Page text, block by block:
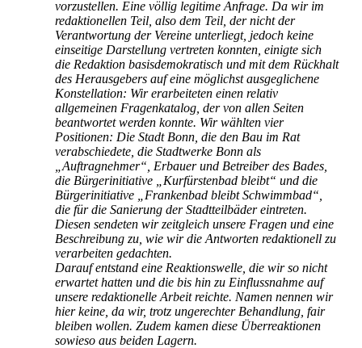
vorzustellen. Eine völlig legitime Anfrage. Da wir im
redaktionellen Teil, also dem Teil, der nicht der
Verantwortung der Vereine unterliegt, jedoch keine
einseitige Darstellung vertreten konnten, einigte sich
die Redaktion basisdemokratisch und mit dem Rückhalt
des Herausgebers auf eine möglichst ausgeglichene
Konstellation: Wir erarbeiteten einen relativ
allgemeinen Fragenkatalog, der von allen Seiten
beantwortet werden konnte. Wir wählten vier
Positionen: Die Stadt Bonn, die den Bau im Rat
verabschiedete, die Stadtwerke Bonn als
„Auftragnehmer“, Erbauer und Betreiber des Bades,
die Bürgerinitiative „Kurfürstenbad bleibt“ und die
Bürgerinitiative „Frankenbad bleibt Schwimmbad“,
die für die Sanierung der Stadtteilbäder eintreten.
Diesen sendeten wir zeitgleich unsere Fragen und eine
Beschreibung zu, wie wir die Antworten redaktionell zu
verarbeiten gedachten.
Darauf entstand eine Reaktionswelle, die wir so nicht
erwartet hatten und die bis hin zu Einflussnahme auf
unsere redaktionelle Arbeit reichte. Namen nennen wir
hier keine, da wir, trotz ungerechter Behandlung, fair
bleiben wollen. Zudem kamen diese Überreaktionen
sowieso aus beiden Lagern.